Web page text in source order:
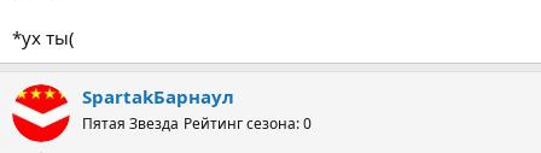
*ух ты(
SpartakБарнаул
Пятая Звезда Рейтинг сезона: 0